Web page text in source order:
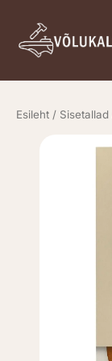
content
Esileht / Sisetallad